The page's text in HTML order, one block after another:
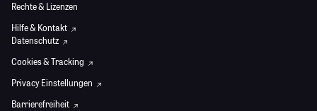
Rechte & Lizenzen
Hilfe & Kontakt
Datenschutz
Cookies & Tracking
Privacy Einstellungen
Barrierefreiheit